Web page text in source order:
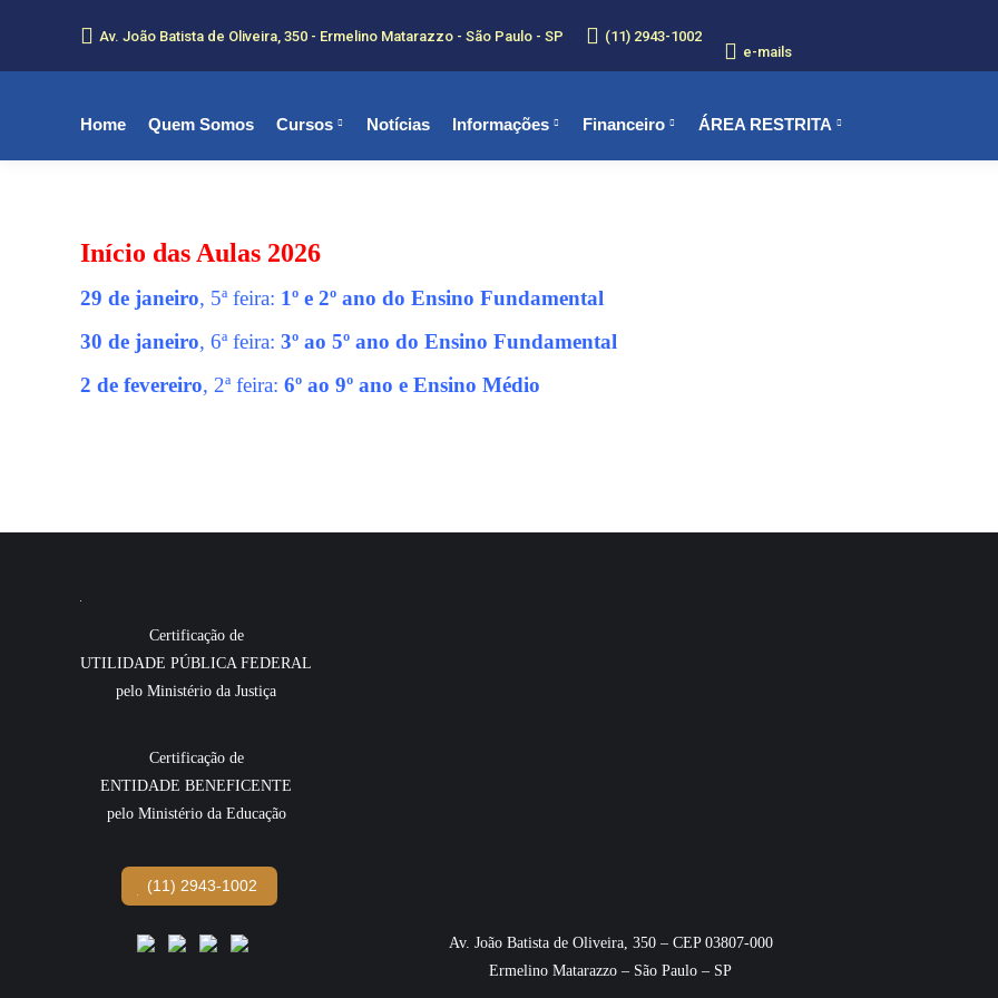
Av. João Batista de Oliveira, 350 - Ermelino Matarazzo - São Paulo - SP
(11) 2943-1002
e-mails
Home Quem Somos Cursos Notícias Informações Financeiro ÁREA RESTRITA
Início das Aulas 2026
29 de janeiro, 5ª feira: 1º e 2º ano do Ensino Fundamental
30 de janeiro, 6ª feira: 3º ao 5º ano do Ensino Fundamental
2 de fevereiro, 2ª feira: 6º ao 9º ano e Ensino Médio
Certificação de
UTILIDADE PÚBLICA FEDERAL
pelo Ministério da Justiça
Certificação de
ENTIDADE BENEFICENTE
pelo Ministério da Educação
(11) 2943-1002
Av. João Batista de Oliveira, 350 – CEP 03807-000
Ermelino Matarazzo – São Paulo – SP